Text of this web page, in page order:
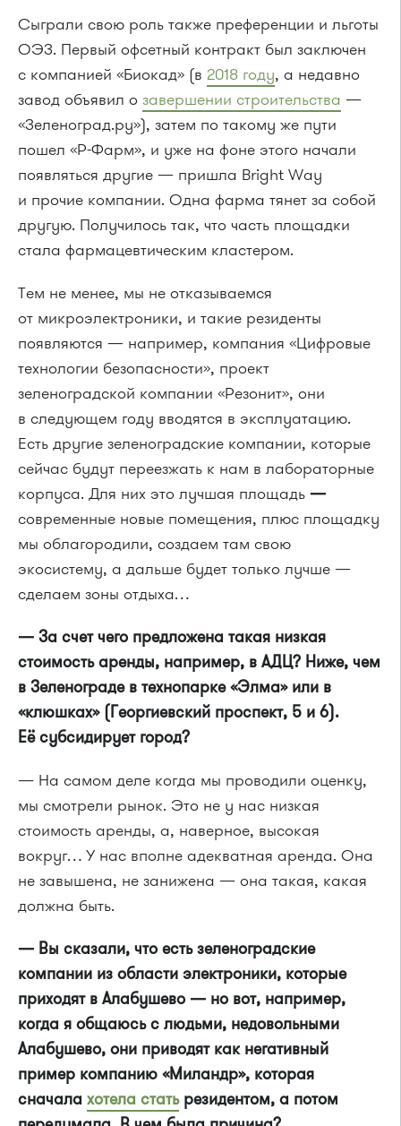
Сыграли свою роль также преференции и льготы
ОЭЗ. Первый офсетный контракт был заключен
с компанией «Биокад» (в 2018 году, а недавно
завод объявил о завершении строительства —
«Зеленоград.ру»), затем по такому же пути
пошел «Р-Фарм», и уже на фоне этого начали
появляться другие — пришла Bright Way
и прочие компании. Одна фарма тянет за собой
другую. Получилось так, что часть площадки
стала фармацевтическим кластером.
Тем не менее, мы не отказываемся
от микроэлектроники, и такие резиденты
появляются — например, компания «Цифровые
технологии безопасности», проект
зеленоградской компании «Резонит», они
в следующем году вводятся в эксплуатацию.
Есть другие зеленоградские компании, которые
сейчас будут переезжать к нам в лабораторные
корпуса. Для них это лучшая площадь —
современные новые помещения, плюс площадку
мы облагородили, создаем там свою
экосистему, а дальше будет только лучше —
сделаем зоны отдыха…
— За счет чего предложена такая низкая
стоимость аренды, например, в АДЦ? Ниже, чем
в Зеленограде в технопарке «Элма» или в
«клюшках» (Георгиевский проспект, 5 и 6).
Её субсидирует город?
— На самом деле когда мы проводили оценку,
мы смотрели рынок. Это не у нас низкая
стоимость аренды, а, наверное, высокая
вокруг… У нас вполне адекватная аренда. Она
не завышена, не занижена — она такая, какая
должна быть.
— Вы сказали, что есть зеленоградские
компании из области электроники, которые
приходят в Алабушево — но вот, например,
когда я общаюсь с людьми, недовольными
Алабушево, они приводят как негативный
пример компанию «Миландр», которая
сначала хотела статьрезидентом, а потом